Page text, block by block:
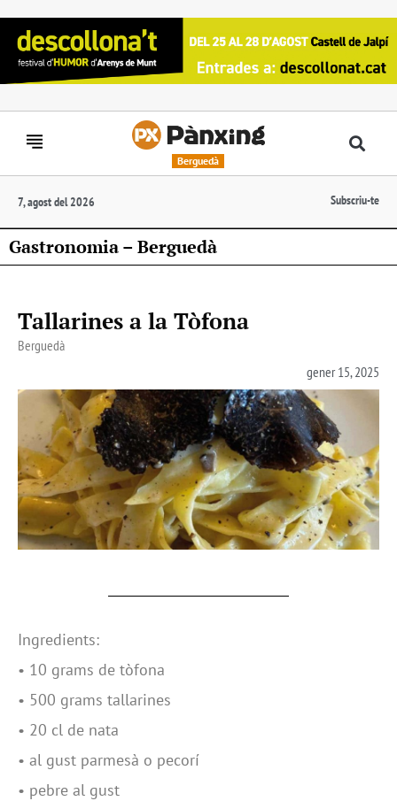
Berguedà
7, agost del 2026 Subscriu-te
Gastronomia – Berguedà
Tallarines a la Tòfona
Berguedà
gener 15, 2025
Ingredients:
• 10 grams de tòfona
• 500 grams tallarines
• 20 cl de nata
• al gust parmesà o pecorí
• pebre al gust